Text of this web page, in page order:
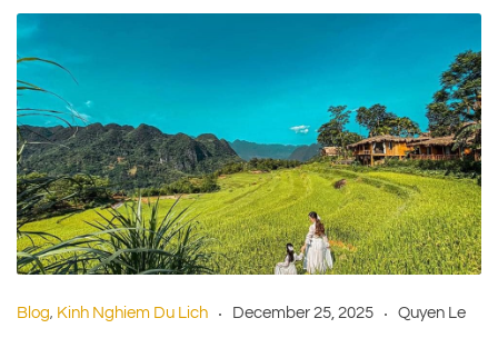
Blog, Kinh Nghiem Du Lich December 25, 2025 Quyen Le